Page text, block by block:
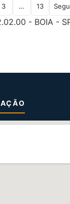
3 … 13
- BOIA -